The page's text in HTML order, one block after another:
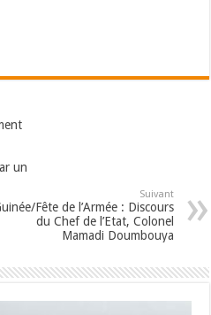
un
Suivant
Fête de l’Armée : Discours
du Chef de l’Etat, Colonel
Mamadi Doumbouya